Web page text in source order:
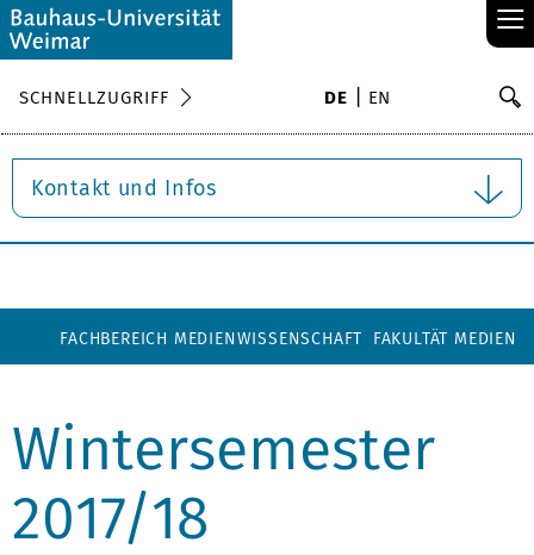
≡
SCHNELLZUGRIFF DE EN
Kontakt und Infos
FACHBEREICH MEDIENWISSENSCHAFT FAKULTÄT MEDIEN
Wintersemester
2017/18